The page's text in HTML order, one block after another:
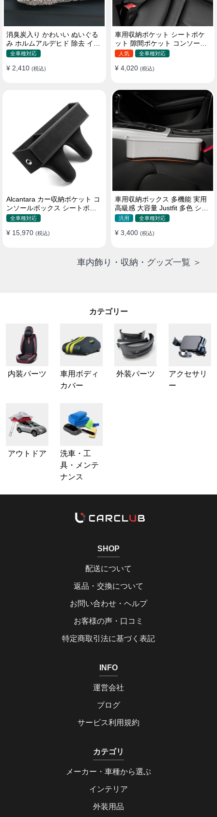
消臭炭入り かわいい ぬいぐる
み ホルムアルデヒド 除去 イン
テリア 贈り物
全車種対応
¥ 2,410 (税込)
車用収納ポケット シートポケ
ット 隙間ポケット コンソール
ボックス カー用品
人気 全車種対応
¥ 4,020 (税込)
Alcantara カー収納ポケット コ
ンソールボックス シートポケ
ット 隙間ポケットセット
全車種対応
¥ 15,970 (税込)
車用収納ボックス 多機能 実用
高級感 大容量 Justfit 多色 シー
トポケット ギャップ 隙間収納
汎用 全車種対応
¥ 3,400 (税込)
車内飾り・収納・グッズ一覧 ＞
カテゴリー
内装パーツ
車用ボディ
カバー
外装パーツ
アクセサリ
ー
アウトドア
洗車・工
具・メンテ
ナンス
SHOP
配送について
返品・交換について
お問い合わせ・ヘルプ
お客様の声・口コミ
特定商取引法に基づく表記
INFO
運営会社
ブログ
サービス利用規約
カテゴリ
メーカー・車種から選ぶ
インテリア
外装用品